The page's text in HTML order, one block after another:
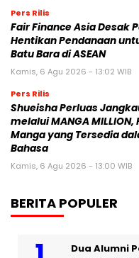
Pers Rilis
Fair Finance Asia Desak
Hentikan Pendanaan
Batu Bara di ASEAN
Kamis, 6 Agu 2026 - 13:02 WIB
Pers Rilis
Shueisha Perluas
melalui MANGA
Manga yang Tersedia
Bahasa
Kamis, 6 Agu 2026 - 13:00 WIB
BERITA POPULER
Dua Alumni